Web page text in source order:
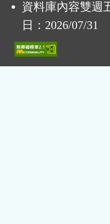
資料庫內容雙週
日：2026/07/31